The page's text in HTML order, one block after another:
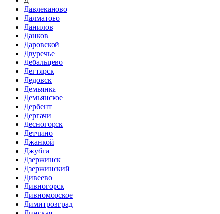
Давлеканово
Далматово
Данилов
Данков
Даровской
Двуречье
Дебальцево
Дегтярск
Дедовск
Демьянка
Демьянское
Дербент
Дергачи
Десногорск
Детчино
Джанкой
Джубга
Дзержинск
Дзержинский
Дивеево
Дивногорск
Дивноморское
Димитровград